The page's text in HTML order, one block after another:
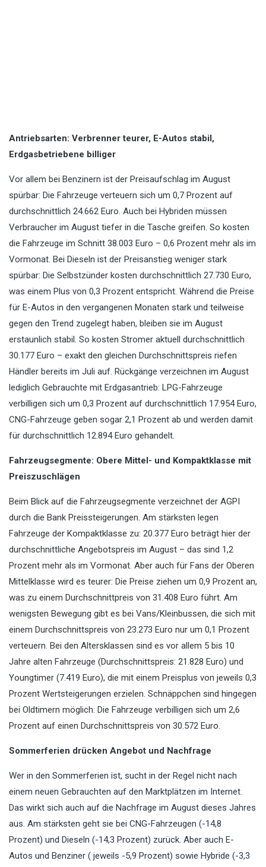
Antriebsarten: Verbrenner teurer, E-Autos stabil,
Erdgasbetriebene billiger
Vor allem bei Benzinern ist der Preisaufschlag im August
spürbar: Die Fahrzeuge verteuern sich um 0,7 Prozent auf
durchschnittlich 24.662 Euro. Auch bei Hybriden müssen
Verbraucher im August tiefer in die Tasche greifen. So kosten
die Fahrzeuge im Schnitt 38.003 Euro – 0,6 Prozent mehr als im
Vormonat. Bei Dieseln ist der Preisanstieg weniger stark
spürbar: Die Selbstzünder kosten durchschnittlich 27.730 Euro,
was einem Plus von 0,3 Prozent entspricht. Während die Preise
für E-Autos in den vergangenen Monaten stark und teilweise
gegen den Trend zugelegt haben, bleiben sie im August
erstaunlich stabil. So kosten Stromer aktuell durchschnittlich
30.177 Euro – exakt den gleichen Durchschnittspreis riefen
Händler bereits im Juli auf. Rückgänge verzeichnen im August
lediglich Gebrauchte mit Erdgasantrieb: LPG-Fahrzeuge
verbilligen sich um 0,3 Prozent auf durchschnittlich 17.954 Euro,
CNG-Fahrzeuge geben sogar 2,1 Prozent ab und werden damit
für durchschnittlich 12.894 Euro gehandelt.
Fahrzeugsegmente: Obere Mittel- und Kompaktklasse mit
Preiszuschlägen
Beim Blick auf die Fahrzeugsegmente verzeichnet der AGPI
durch die Bank Preissteigerungen. Am stärksten legen
Fahrzeuge der Kompaktklasse zu: 20.377 Euro beträgt hier der
durchschnittliche Angebotspreis im August – das sind 1,2
Prozent mehr als im Vormonat. Aber auch für Fans der Oberen
Mittelklasse wird es teurer: Die Preise ziehen um 0,9 Prozent an,
was zu einem Durchschnittpreis von 31.408 Euro führt. Am
wenigsten Bewegung gibt es bei Vans/Kleinbussen, die sich mit
einem Durchschnittspreis von 23.273 Euro nur um 0,1 Prozent
verteuern. Bei den Altersklassen sind es vor allem 5 bis 10
Jahre alten Fahrzeuge (Durchschnittspreis: 21.828 Euro) und
Youngtimer (7.419 Euro), die mit einem Preisplus von jeweils 0,3
Prozent Wertsteigerungen erzielen. Schnäppchen sind hingegen
bei Oldtimern möglich: Die Fahrzeuge verbilligen sich um 2,6
Prozent auf einen Durchschnittspreis von 30.572 Euro.
Sommerferien drücken Angebot und Nachfrage
Wer in den Sommerferien ist, sucht in der Regel nicht nach
einem neuen Gebrauchten auf den Marktplätzen im Internet.
Das wirkt sich auch auf die Nachfrage im August dieses Jahres
aus. Am stärksten geht sie bei CNG-Fahrzeugen (-14,8
Prozent) und Dieseln (-14,3 Prozent) zurück. Aber auch E-
Autos und Benziner ( jeweils -5,9 Prozent) sowie Hybride (-3,3